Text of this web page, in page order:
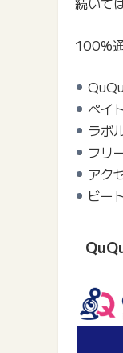
100%
ペイ
ラボ
フリ
アク
ビー